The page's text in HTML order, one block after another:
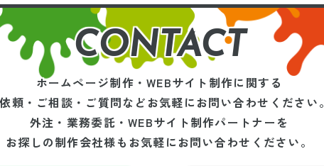
CONTACT
ホームページ制作・WEBサイト制作に関する
頼・ご相談・ご質問などお気軽にお問い合わせください。
外注・業務委託・WEBサイト制作パートナーを
お探しの制作会社様もお気軽にお問い合わせください。